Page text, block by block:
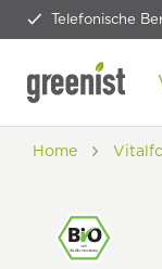
Telefonische
Home